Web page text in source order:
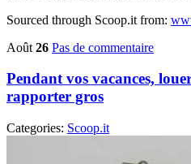
Sourced through Scoop.it from:
Août 26 Pas de commentaire
Pendant vos vacances,
rapporter gros
Categories: Scoop.it